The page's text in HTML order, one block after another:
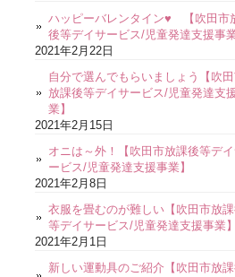
ハッピーバレンタイン♥ 【吹田市
後等デイサービス/児童発達支援事業
2021年2月22日
自分で選んでもらいましょう【吹
放課後等デイサービス/児童発達支
業】
2021年2月15日
オニは～外！【吹田市放課後等デ
ービス/児童発達支援事業】
2021年2月8日
衣服を畳むのが難しい【吹田市放
等デイサービス/児童発達支援事業】
2021年2月1日
新しい運動具のご紹介【吹田市放